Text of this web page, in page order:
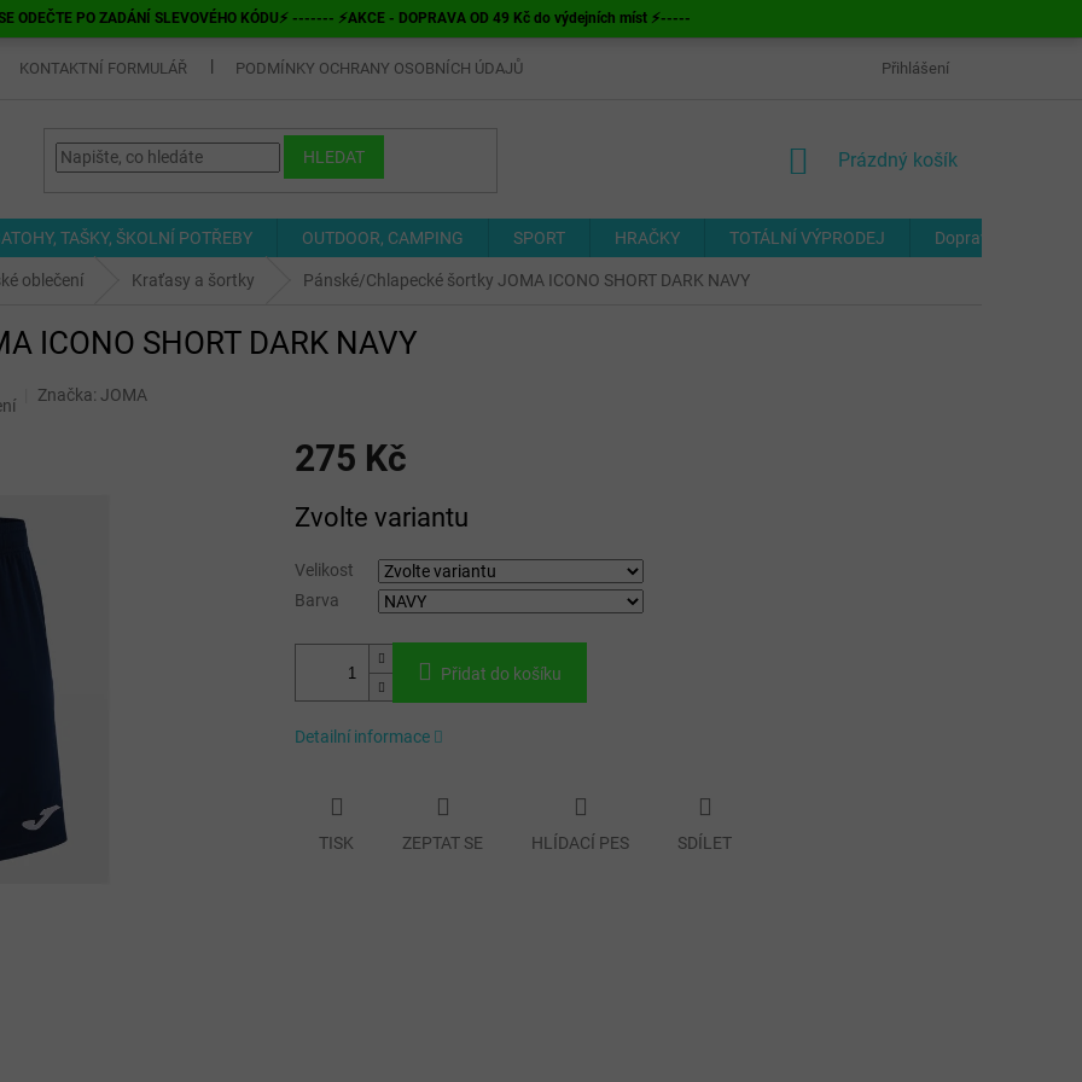
ODEČTE PO ZADÁNÍ SLEVOVÉHO KÓDU⚡ ------- ⚡AKCE - DOPRAVA OD 49 Kč do výdejních míst ⚡-----
KONTAKTNÍ FORMULÁŘ PODMÍNKY OCHRANY OSOBNÍCH ÚDAJŮ ODSTOUPENÍ OD SMLOUVY
Přihlášení
HLEDAT
NÁKUPNÍ
Prázdný košík
TAŠKY, ŠKOLNÍ POTŘEBY OUTDOOR, CAMPING SPORT HRAČKY TOTÁLNÍ VÝPRODEJ Doprava a platba
oblečení Kraťasy a šortky Pánské/Chlapecké šortky JOMA ICONO SHORT DARK NAVY
ICONO SHORT DARK NAVY
Značka: JOMA
275 Kč
cena:
Zvolte variantu
Velikost
Barva
Přidat do košíku
Detailní informace
TISK ZEPTAT SE HLÍDACÍ PES SDÍLET